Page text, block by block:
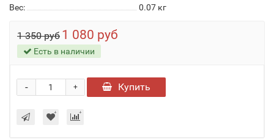
Вес:
0.07 кг
1 350 руб 1 080 руб
Есть в наличии
+
- Купить